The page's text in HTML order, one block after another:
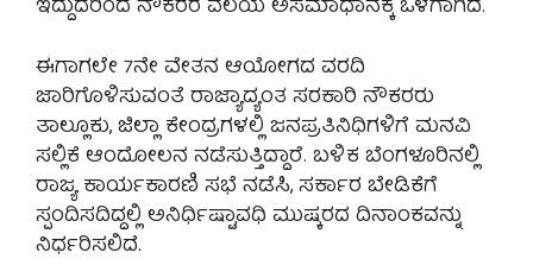
ಇದ್ದುದರಿಂದ ನೌಕರರ ವಲಯ ಅಸಮಾಧಾನಕ್ಕೆ ಒಳಗಾಗಿದೆ.
ಈಗಾಗಲೇ 7ನೇ ವೇತನ ಆಯೋಗದ ವರದಿ
ಜಾರಿಗೊಳಿಸುವಂತೆ ರಾಜ್ಯಾದ್ಯಂತ ಸರಕಾರಿ ನೌಕರರು
ತಾಲ್ಲೂಕು, ಜಿಲ್ಲಾ ಕೇಂದ್ರಗಳಲ್ಲಿ ಜನಪ್ರತಿನಿಧಿಗಳಿಗೆ ಮನವಿ
ಸಲ್ಲಿಕೆ ಆಂದೋಲನ ನಡೆಸುತ್ತಿದ್ದಾರೆ. ಬಳಿಕ ಬೆಂಗಳೂರಿನಲ್ಲಿ
ರಾಜ್ಯ ಕಾರ್ಯಕಾರಣಿ ಸಭೆ ನಡೆಸಿ, ಸರ್ಕಾರ ಬೇಡಿಕೆಗೆ
ಸ್ಪಂದಿಸದಿದ್ದಲ್ಲಿ ಅನಿರ್ಧಿಷ್ಟಾವಧಿ ಮುಷ್ಕರದ ದಿನಾಂಕವನ್ನು
ನಿರ್ಧರಿಸಲಿದೆ.